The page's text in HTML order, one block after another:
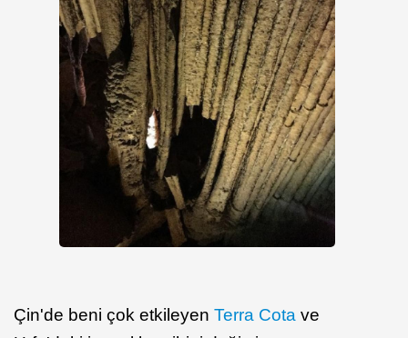
Çin'de beni çok etkileyen Terra Cota ve